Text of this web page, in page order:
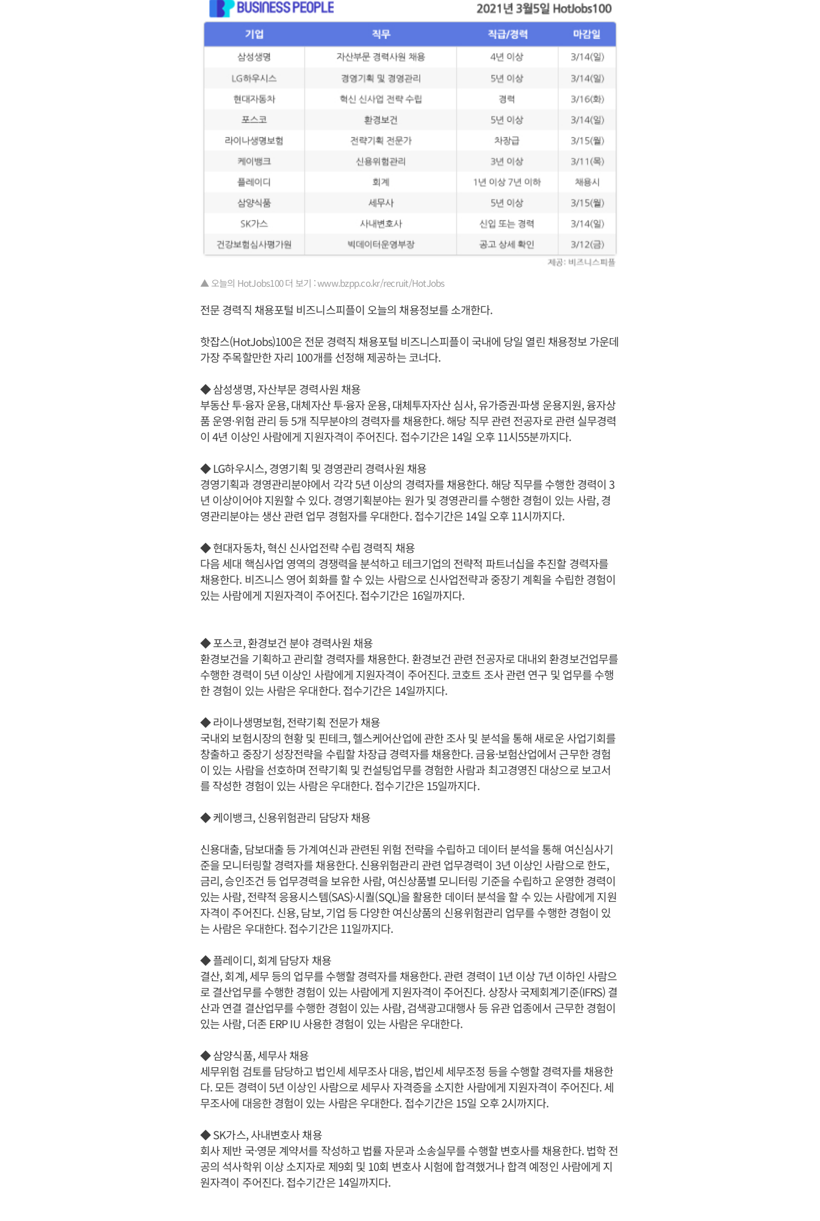
▲ 오늘의 HotJobs100 더 보기 : www.bzpp.co.kr/recruit/HotJobs
전문 경력직 채용포털 비즈니스피플이 오늘의 채용정보를 소개한다.
핫잡스(HotJobs)100은 전문 경력직 채용포털 비즈니스피플이 국내에 당일 열린 채용정보 가운데
가장 주목할만한 자리 100개를 선정해 제공하는 코너다.
◆ 삼성생명, 자산부문 경력사원 채용
부동산 투·융자 운용, 대체자산 투·융자 운용, 대체투자자산 심사, 유가증권·파생 운용지원, 융자상
품 운영·위험 관리 등 5개 직무분야의 경력자를 채용한다. 해당 직무 관련 전공자로 관련 실무경력
이 4년 이상인 사람에게 지원자격이 주어진다. 접수기간은 14일 오후 11시55분까지다.
◆ LG하우시스, 경영기획 및 경영관리 경력사원 채용
경영기획과 경영관리분야에서 각각 5년 이상의 경력자를 채용한다. 해당 직무를 수행한 경력이 3
년 이상이어야 지원할 수 있다. 경영기획분야는 원가 및 경영관리를 수행한 경험이 있는 사람, 경
영관리분야는 생산 관련 업무 경험자를 우대한다. 접수기간은 14일 오후 11시까지다.
◆ 현대자동차, 혁신 신사업전략 수립 경력직 채용
다음 세대 핵심사업 영역의 경쟁력을 분석하고 테크기업의 전략적 파트너십을 추진할 경력자를
채용한다. 비즈니스 영어 회화를 할 수 있는 사람으로 신사업전략과 중장기 계획을 수립한 경험이
있는 사람에게 지원자격이 주어진다. 접수기간은 16일까지다.
◆ 포스코, 환경보건 분야 경력사원 채용
환경보건을 기획하고 관리할 경력자를 채용한다. 환경보건 관련 전공자로 대내외 환경보건업무를
수행한 경력이 5년 이상인 사람에게 지원자격이 주어진다. 코호트 조사 관련 연구 및 업무를 수행
한 경험이 있는 사람은 우대한다. 접수기간은 14일까지다.
◆ 라이나생명보험, 전략기획 전문가 채용
국내외 보험시장의 현황 및 핀테크, 헬스케어산업에 관한 조사 및 분석을 통해 새로운 사업기회를
창출하고 중장기 성장전략을 수립할 차장급 경력자를 채용한다. 금융·보험산업에서 근무한 경험
이 있는 사람을 선호하며 전략기획 및 컨설팅업무를 경험한 사람과 최고경영진 대상으로 보고서
를 작성한 경험이 있는 사람은 우대한다. 접수기간은 15일까지다.
◆ 케이뱅크, 신용위험관리 담당자 채용
신용대출, 담보대출 등 가계여신과 관련된 위험 전략을 수립하고 데이터 분석을 통해 여신심사기
준을 모니터링할 경력자를 채용한다. 신용위험관리 관련 업무경력이 3년 이상인 사람으로 한도,
금리, 승인조건 등 업무경력을 보유한 사람, 여신상품별 모니터링 기준을 수립하고 운영한 경력이
있는 사람, 전략적 응용시스템(SAS)·시퀄(SQL)을 활용한 데이터 분석을 할 수 있는 사람에게 지원
자격이 주어진다. 신용, 담보, 기업 등 다양한 여신상품의 신용위험관리 업무를 수행한 경험이 있
는 사람은 우대한다. 접수기간은 11일까지다.
◆ 플레이디, 회계 담당자 채용
결산, 회계, 세무 등의 업무를 수행할 경력자를 채용한다. 관련 경력이 1년 이상 7년 이하인 사람으
로 결산업무를 수행한 경험이 있는 사람에게 지원자격이 주어진다. 상장사 국제회계기준(IFRS) 결
산과 연결 결산업무를 수행한 경험이 있는 사람, 검색광고대행사 등 유관 업종에서 근무한 경험이
있는 사람, 더존 ERP IU 사용한 경험이 있는 사람은 우대한다.
◆ 삼양식품, 세무사 채용
세무위험 검토를 담당하고 법인세 세무조사 대응, 법인세 세무조정 등을 수행할 경력자를 채용한
다. 모든 경력이 5년 이상인 사람으로 세무사 자격증을 소지한 사람에게 지원자격이 주어진다. 세
무조사에 대응한 경험이 있는 사람은 우대한다. 접수기간은 15일 오후 2시까지다.
◆ SK가스, 사내변호사 채용
회사 제반 국·영문 계약서를 작성하고 법률 자문과 소송실무를 수행할 변호사를 채용한다. 법학 전
공의 석사학위 이상 소지자로 제9회 및 10회 변호사 시험에 합격했거나 합격 예정인 사람에게 지
원자격이 주어진다. 접수기간은 14일까지다.